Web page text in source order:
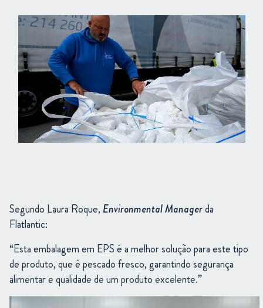
Segundo Laura Roque, Environmental Managerda
Flatlantic:
“Esta embalagem em EPS é a melhor solução para este tipo
de produto, que é pescado fresco, garantindo segurança
alimentar e qualidade de um produto excelente.”